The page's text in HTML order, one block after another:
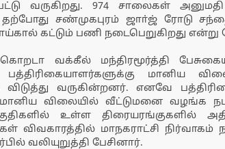
வருகிறது. 974 சாலைகள்
தற்போது சண்முகபுரம் ஜாா்ஜ் ரோடு
கட்டும் பணி நடைபெறுகிறது என்று
கொறடா வக்கீல் மந்திரமூர்த்தி
பத்திரிகையாளர்களுக்கு மானிய
வருகின்றனர். எனவே
மானிய விலையில் வீட்டுமனை வழங்க
உள்ள திரையரங்குகளில்
விவகாரத்தில் மாநகராட்சி நிர்வாகம்
வலியுறுத்தி பேசினார்.